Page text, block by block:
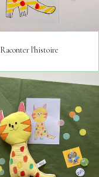
Raconter l'histoire